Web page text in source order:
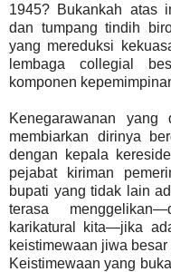
1945? Bukankah atas
dan tumpang tindih
yang mereduksi
lembaga collegial
komponen
Kenegarawanan
membiarkan dirinya
dengan kepala
pejabat kiriman
bupati yang tidak lain
terasa
karikatural kita—jika
keistimewaan jiwa
Keistimewaan yang